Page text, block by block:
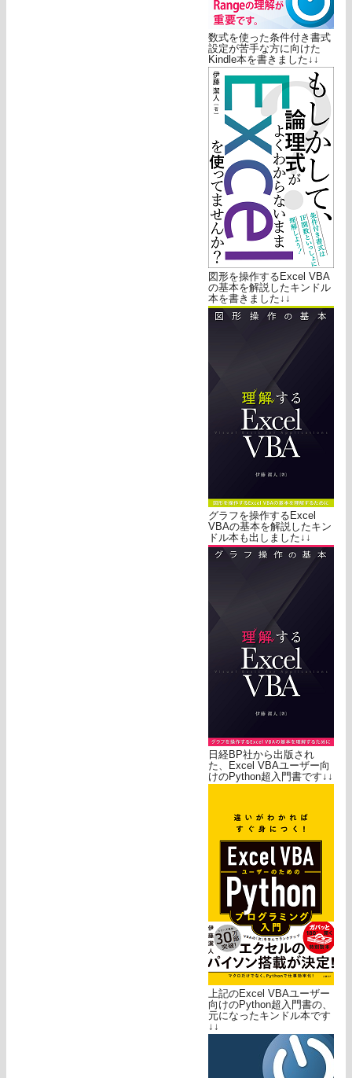
数式を使った条件付き書式
設定が苦手な方に向けた
Kindle本を書きました↓↓
図形を操作するExcel VBA
の基本を解説したキンドル
本を書きました↓↓
グラフを操作するExcel
VBAの基本を解説したキン
ドル本も出しました↓↓
日経BP社から出版され
た、Excel VBAユーザー向
けのPython超入門書です↓↓
上記のExcel VBAユーザー
向けのPython超入門書の、
元になったキンドル本です
↓↓